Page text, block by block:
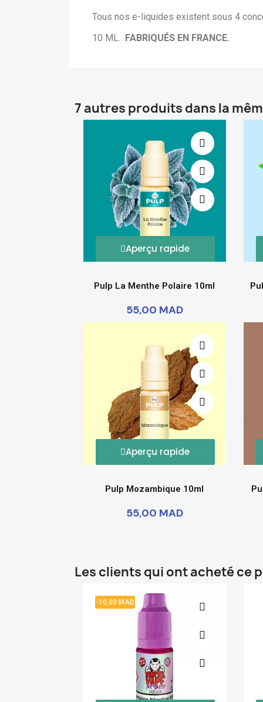
Tous nos e-liquides existent sous 4
10 ML. FABRIQUÉS EN FRANCE.
7 autres produits dans la
Aperçu rapide
Pulp La Menthe Polaire 10ml
55,00 MAD
Aperçu rapide
Pulp Mozambique 10ml
55,00 MAD
Les clients qui ont acheté ce
-10,00 MAD